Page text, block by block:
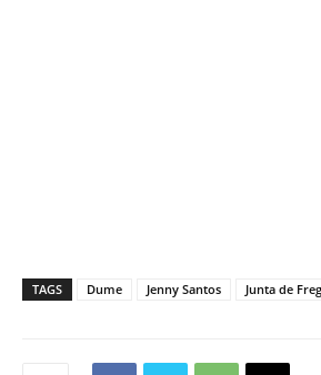
TAGS Dume Jenny Santos Junta de